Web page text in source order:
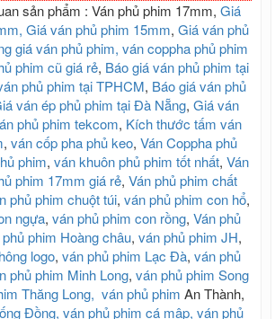
sản phẩm : Ván phủ phim 17mm, Giá
Giá ván phủ phim 15mm, Giá ván phủ
giá ván phủ phim, ván coppha phủ phim
phim cũ giá rẻ, Báo giá ván phủ phim tại
phủ phim tại TPHCM, Báo giá ván phủ
ván ép phủ phim tại Đà Nẵng, Giá ván
phủ phim tekcom, Kích thước tấm ván
, ván cốp pha phủ keo, Ván Coppha phủ
phim, ván khuôn phủ phim tốt nhất, Ván
phim 17mm giá rẻ, Ván phủ phim chất
phủ phim chuột túi, ván phủ phim con hổ,
ngựa, ván phủ phim con rồng, Ván phủ
phim Hoàng châu, ván phủ phim JH,
logo, ván phủ phim Lạc Đà, ván phủ
phủ phim Minh Long, ván phủ phim Song
Thăng Long, ván phủ phim An Thành,
Đồng, ván phủ phim cá mập, ván phủ